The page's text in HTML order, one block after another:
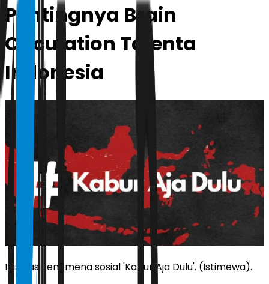
Pentingnya Brain
Circulation Talenta
Indonesia
Ilustrasi fenomena sosial 'Kabur Aja Dulu'. (Istimewa).